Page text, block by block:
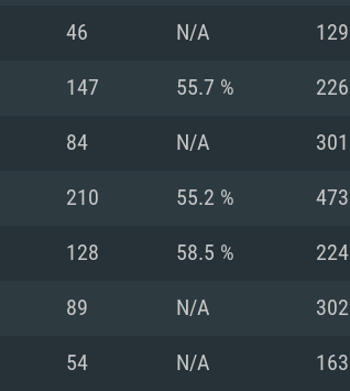
요구사항
46 N/A 129
147 55.7 % 226
84 N/A 301
210 55.2 % 473
128 58.5 % 224
89 N/A 302
54 N/A 163